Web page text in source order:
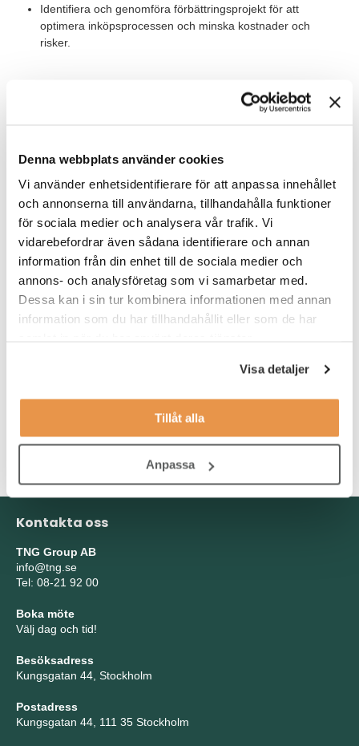
Denna webbplats använder cookies
Vi använder enhetsidentifierare för att anpassa innehållet
och annonserna till användarna, tillhandahålla funktioner
för sociala medier och analysera vår trafik. Vi
vidarebefordrar även sådana identifierare och annan
information från din enhet till de sociala medier och
annons- och analysföretag som vi samarbetar med.
Dessa kan i sin tur kombinera informationen med annan
information som du har tillhandahållit eller som de har
Visa detaljer
Tillåt alla
Anpassa
Identifiera och genomföra förbättringsprojekt för att
optimera inköpsprocessen och minska kostnader och
risker.
Som interimskonsult på TNG kommer du ingå i vårt
Våra förväntningar
Vi söker efter personer med följande kvalifikationer och
Minst 5 års erfarenhet av arbete inom områdena strategisk
inköp, supply chain eller projektledning inom området.
Goda kommunikations- och samarbetsfärdigheter
Meriterande om du har erfarenhet från tillverkningsindustri,
grossist eller processindustrin.
Kontakta oss
TNG Group AB
info@tng.se
Tel: 08-21 92 00
Boka möte
Välj dag och tid!
Besöksadress
Kungsgatan 44, Stockholm
Postadress
Kungsgatan 44, 111 35 Stockholm